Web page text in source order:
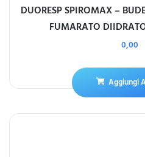
DUORESP SPIROMAX –
FUMARATO
0,00
Aggiungi